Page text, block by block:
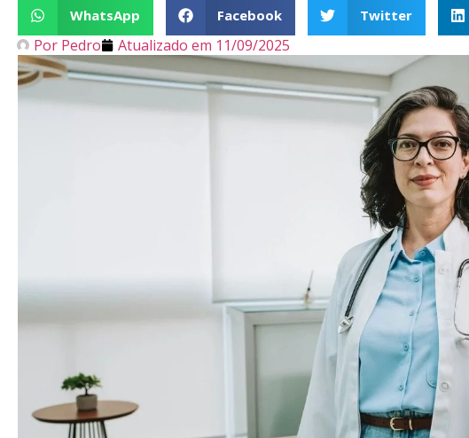
WhatsApp Facebook Twitter
Por Pedro Atualizado em 11/09/2025